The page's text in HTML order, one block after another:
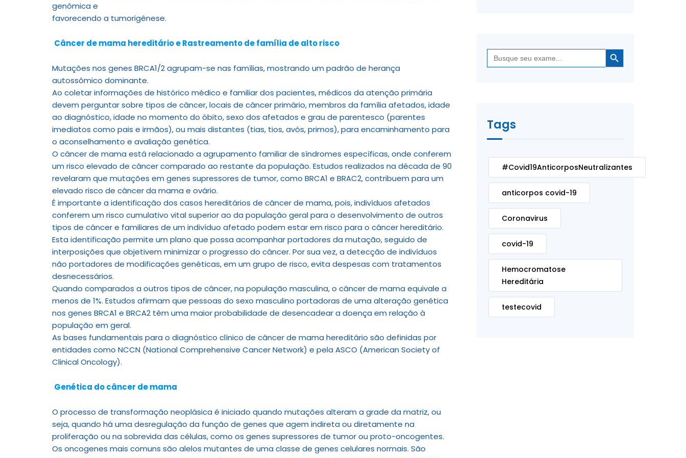
genômica e
favorecendo a tumorigênese.
Câncer de mama hereditário e Rastreamento de família de alto risco
Mutações nos genes BRCA1/2 agrupam-se nas famílias, mostrando um padrão de herança
autossômico dominante.
Ao coletar informações de histórico médico e familiar dos pacientes, médicos da atenção primária
devem perguntar sobre tipos de câncer, locais de câncer primário, membros da família afetados, idade
ao diagnóstico, idade no momento do óbito, sexo dos afetados e grau de parentesco (parentes
imediatos como pais e irmãos), ou mais distantes (tias, tios, avós, primos), para encaminhamento para
o aconselhamento e avaliação genética.
O câncer de mama está relacionado a agrupamento familiar de síndromes específicas, onde conferem
um risco elevado de câncer comparado ao restante da população. Estudos realizados na década de 90
revelaram que mutações em genes supressores de tumor, como BRCA1 e BRAC2, contribuem para um
elevado risco de câncer da mama e ovário.
É importante a identificação dos casos hereditários de câncer de mama, pois, indivíduos afetados
conferem um risco cumulativo vital superior ao da população geral para o desenvolvimento de outros
tipos de câncer e familiares de um indivíduo afetado podem estar em risco para o câncer hereditário.
Esta identificação permite um plano que possa acompanhar portadores da mutação, seguido de
interposições que objetivem minimizar o progresso do câncer. Por sua vez, a detecção de indivíduos
não portadores de modificações genéticas, em um grupo de risco, evita despesas com tratamentos
desnecessários.
Quando comparados a outros tipos de câncer, na população masculina, o câncer de mama equivale a
menos de 1%. Estudos afirmam que pessoas do sexo masculino portadoras de uma alteração genética
nos genes BRCA1 e BRCA2 têm uma maior probabilidade de desencadear a doença em relação à
população em geral.
As bases fundamentais para o diagnóstico clínico de câncer de mama hereditário são definidas por
entidades como NCCN (National Comprehensive Cancer Network) e pela ASCO (American Society of
Clinical Oncology).
Genética do câncer de mama
O processo de transformação neoplásica é iniciado quando mutações alteram a grade da matriz, ou
seja, quando há uma desregulação da função de genes que agem indireta ou diretamente na
proliferação ou na sobrevida das células, como os genes supressores de tumor ou proto-oncogentes.
Os oncogenes mais comuns são alelos mutantes de uma classe de genes celulares normais. São
Search
for:
Search Button
Tags
#Covid19AnticorposNeutralizantes
anticorpos covid-19
Coronavirus
covid-19
Hemocromatose
Hereditária
testecovid